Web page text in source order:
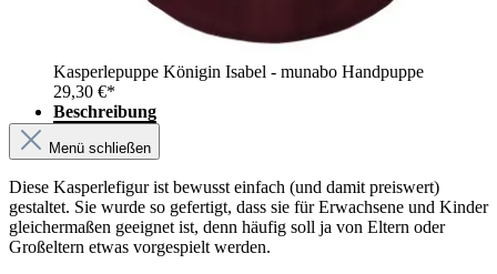
Kasperlepuppe Königin Isabel - munabo Handpuppe
29,30 €*
Beschreibung
Menü schließen
Diese Kasperlefigur ist bewusst einfach (und damit preiswert)
gestaltet. Sie wurde so gefertigt, dass sie für Erwachsene und Kinder
gleichermaßen geeignet ist, denn häufig soll ja von Eltern oder
Großeltern etwas vorgespielt werden.